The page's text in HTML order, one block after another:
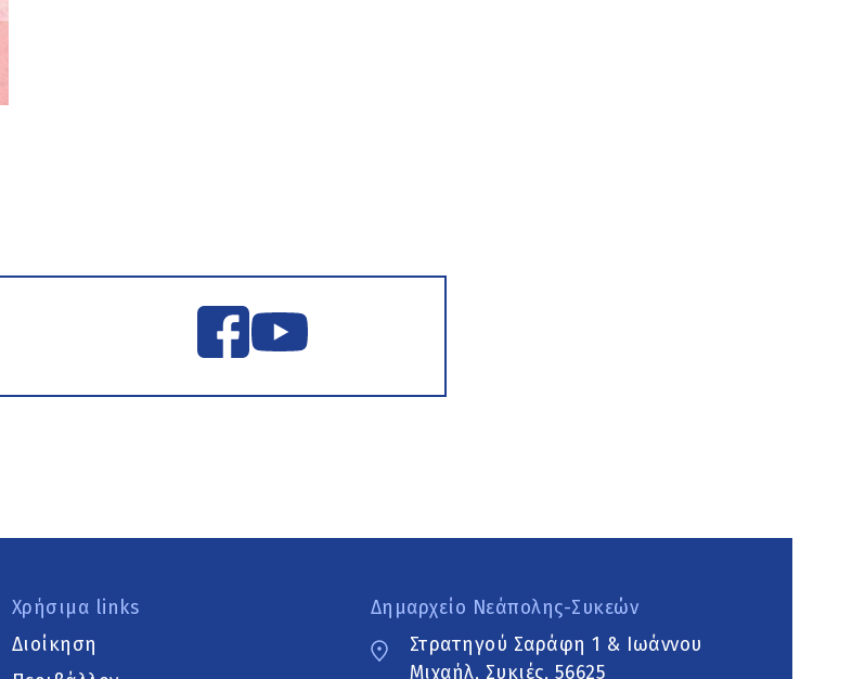
Χρήσιμα links
Διοίκηση
Δημαρχείο Νεάπολης-Συκεών
Στρατηγού Σαράφη 1 & Ιωάννου
Μιχαήλ, Συκιές, 56625